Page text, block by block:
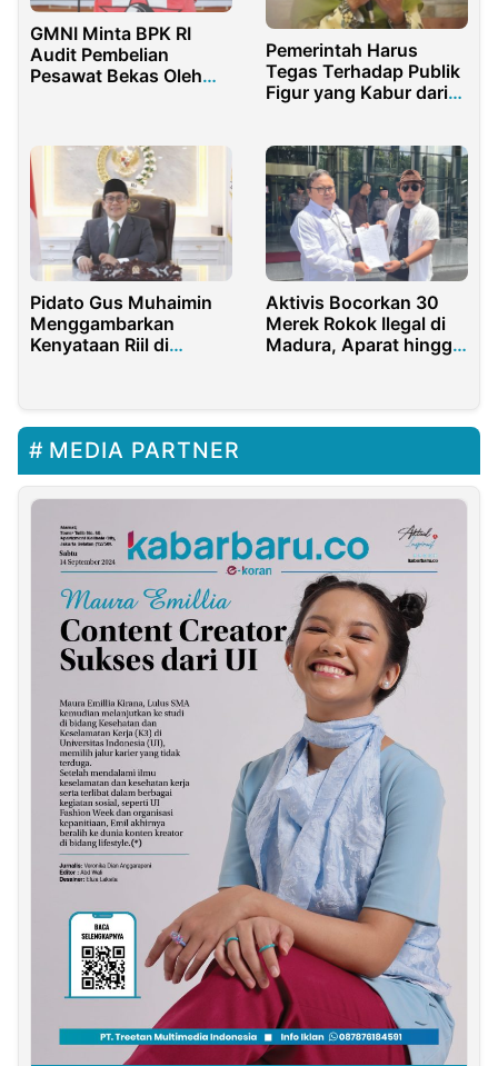
GMNI Minta BPK RI
Audit Pembelian
Pesawat Bekas Oleh
Pemerintah Harus
Tegas Terhadap Publik
Figur yang Kabur dari
Pidato Gus Muhaimin
Menggambarkan
Kenyataan Riil di
Aktivis Bocorkan 30
Merek Rokok Ilegal di
Madura, Aparat hingga
MEDIA PARTNER